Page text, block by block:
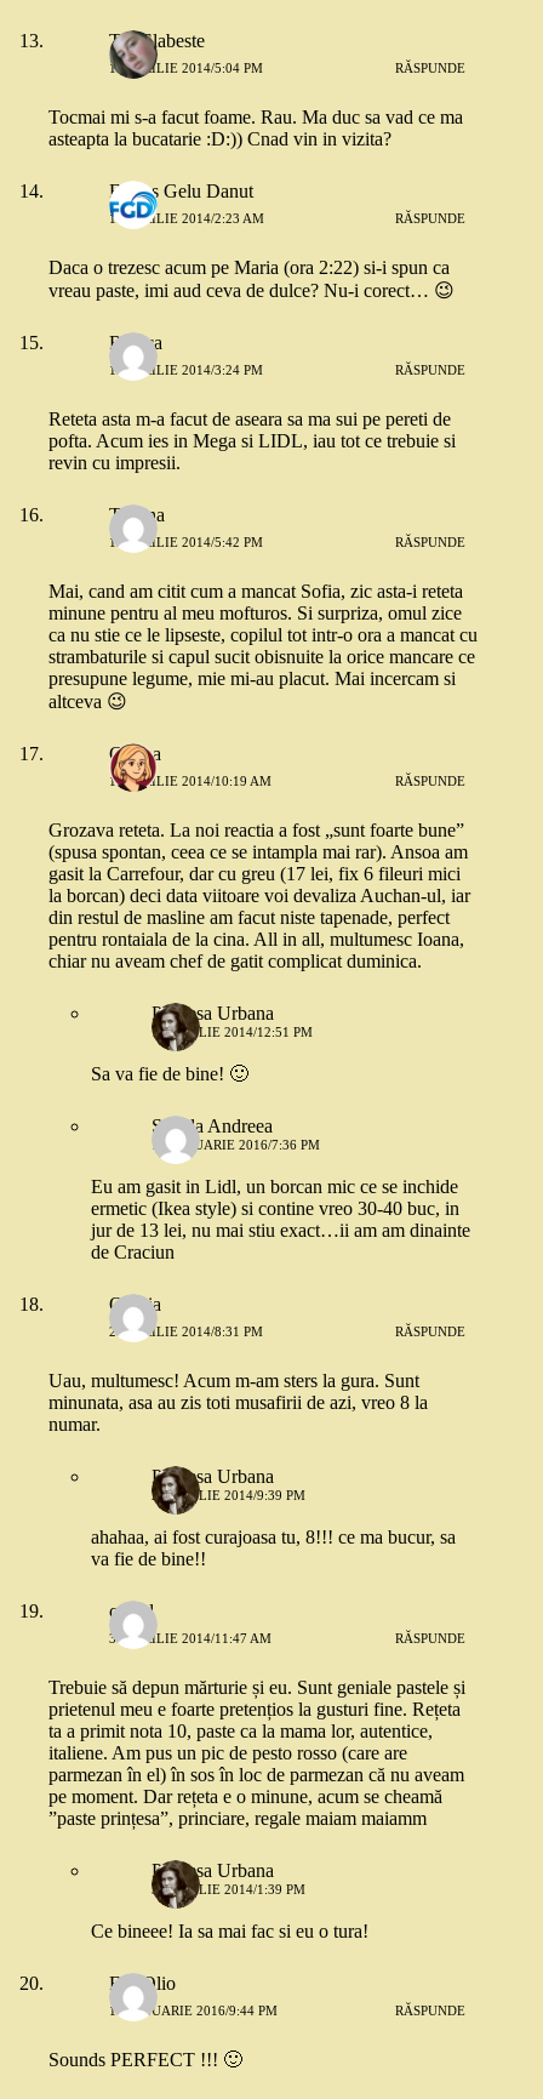
Tea Slabeste
11 APRILIE 2014/5:04 PM RĂSPUNDE
Tocmai mi s-a facut foame. Rau. Ma duc sa vad ce ma
asteapta la bucatarie :D:)) Cnad vin in vizita?
Farcas Gelu Danut
12 APRILIE 2014/2:23 AM RĂSPUNDE
Daca o trezesc acum pe Maria (ora 2:22) si-i spun ca
vreau paste, imi aud ceva de dulce? Nu-i corect… 😉
Raluca
12 APRILIE 2014/3:24 PM RĂSPUNDE
Reteta asta m-a facut de aseara sa ma sui pe pereti de
pofta. Acum ies in Mega si LIDL, iau tot ce trebuie si
revin cu impresii.
Tatiana
12 APRILIE 2014/5:42 PM RĂSPUNDE
Mai, cand am citit cum a mancat Sofia, zic asta-i reteta
minune pentru al meu mofturos. Si surpriza, omul zice
ca nu stie ce le lipseste, copilul tot intr-o ora a mancat cu
strambaturile si capul sucit obisnuite la orice mancare ce
presupune legume, mie mi-au placut. Mai incercam si
altceva 😉
Corina
14 APRILIE 2014/10:19 AM RĂSPUNDE
Grozava reteta. La noi reactia a fost „sunt foarte bune”
(spusa spontan, ceea ce se intampla mai rar). Ansoa am
gasit la Carrefour, dar cu greu (17 lei, fix 6 fileuri mici
la borcan) deci data viitoare voi devaliza Auchan-ul, iar
din restul de masline am facut niste tapenade, perfect
pentru rontaiala de la cina. All in all, multumesc Ioana,
chiar nu aveam chef de gatit complicat duminica.
Printesa Urbana
14 APRILIE 2014/12:51 PM
Sa va fie de bine! 🙂
Stanila Andreea
16 IANUARIE 2016/7:36 PM
Eu am gasit in Lidl, un borcan mic ce se inchide
ermetic (Ikea style) si contine vreo 30-40 buc, in
jur de 13 lei, nu mai stiu exact…ii am am dinainte
de Craciun
Omnia
26 APRILIE 2014/8:31 PM RĂSPUNDE
Uau, multumesc! Acum m-am sters la gura. Sunt
minunata, asa au zis toti musafirii de azi, vreo 8 la
numar.
Printesa Urbana
26 APRILIE 2014/9:39 PM
ahahaa, ai fost curajoasa tu, 8!!! ce ma bucur, sa
va fie de bine!!
catgal
30 APRILIE 2014/11:47 AM RĂSPUNDE
Trebuie să depun mărturie și eu. Sunt geniale pastele și
prietenul meu e foarte pretențios la gusturi fine. Rețeta
ta a primit nota 10, paste ca la mama lor, autentice,
italiene. Am pus un pic de pesto rosso (care are
parmezan în el) în sos în loc de parmezan că nu aveam
pe moment. Dar rețeta e o minune, acum se cheamă
”paste prințesa”, princiare, regale maiam maiamm
Printesa Urbana
30 APRILIE 2014/1:39 PM
Ce bineee! Ia sa mai fac si eu o tura!
FeelOlio
10 IANUARIE 2016/9:44 PM RĂSPUNDE
Sounds PERFECT !!! 🙂